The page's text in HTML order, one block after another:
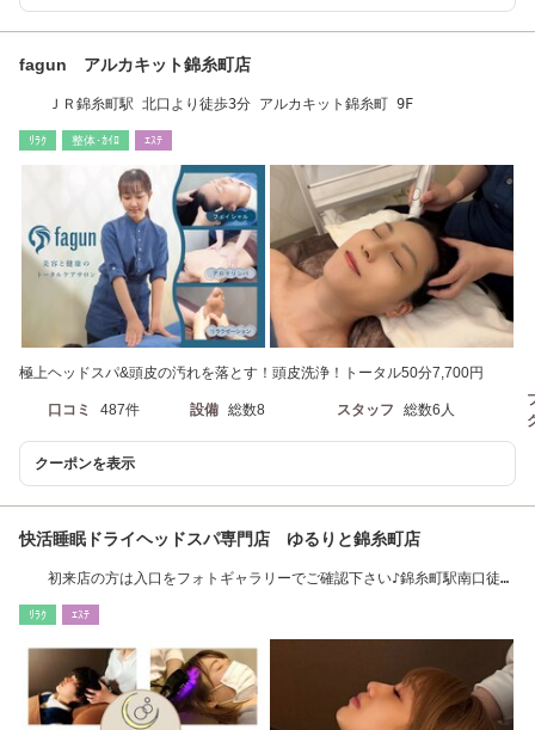
fagun アルカキット錦糸町店
ＪＲ錦糸町駅 北口より徒歩3分 アルカキット錦糸町 9F
ﾘﾗｸ 整体･ｶｲﾛ ｴｽﾃ
極上ヘッドスパ&頭皮の汚れを落とす！頭皮洗浄！トータル50分7,700円
口コミ 487件 設備 総数8 スタッフ 総数6人
クーポンを表示
快活睡眠ドライヘッドスパ専門店 ゆるりと錦糸町店
初来店の方は入口をフォトギャラリーでご確認下さい♪錦糸町駅南口徒歩
ﾘﾗｸ ｴｽﾃ